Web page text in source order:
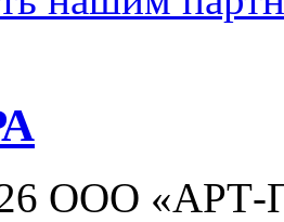
ООО «АРТ-